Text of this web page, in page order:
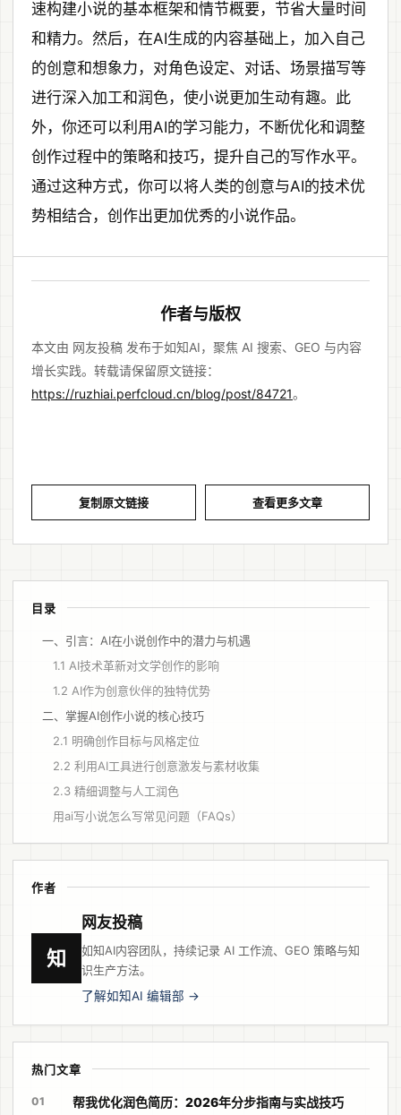
速构建小说的基本框架和情节概要，节省大量时间
和精力。然后，在AI生成的内容基础上，加入自己
的创意和想象力，对角色设定、对话、场景描写等
进行深入加工和润色，使小说更加生动有趣。此
外，你还可以利用AI的学习能力，不断优化和调整
创作过程中的策略和技巧，提升自己的写作水平。
通过这种方式，你可以将人类的创意与AI的技术优
势相结合，创作出更加优秀的小说作品。
作者与版权
本文由 网友投稿 发布于如知AI，聚焦 AI 搜索、GEO 与内容
增长实践。转载请保留原文链接：
https://ruzhiai.perfcloud.cn/blog/post/84721。
复制原文链接 查看更多文章
目录
一、引言：AI在小说创作中的潜力与机遇
1.1 AI技术革新对文学创作的影响
1.2 AI作为创意伙伴的独特优势
二、掌握AI创作小说的核心技巧
2.1 明确创作目标与风格定位
2.2 利用AI工具进行创意激发与素材收集
2.3 精细调整与人工润色
用ai写小说怎么写常见问题（FAQs）
作者
知
网友投稿
如知AI内容团队，持续记录 AI 工作流、GEO 策略与知
识生产方法。
了解如知AI 编辑部 →
热门文章
01 帮我优化润色简历：2026年分步指南与实战技巧